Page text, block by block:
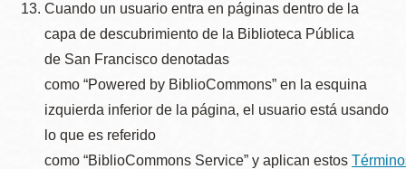
Cuando un usuario entra en páginas dentro de la
capa de descubrimiento de la Biblioteca Pública
de San Francisco denotadas
como “Powered by BiblioCommons” en la esquina
izquierda inferior de la página, el usuario está usando
lo que es referido
como “BiblioCommons Service” y aplican estos